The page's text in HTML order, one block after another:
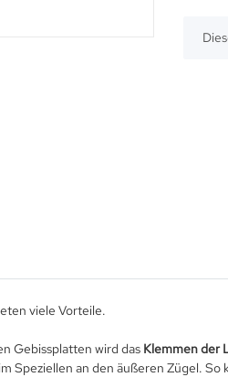
x
viele Vorteile.
Gebissplatten wird das Klemmen der
Speziellen an den äußeren Zügel.